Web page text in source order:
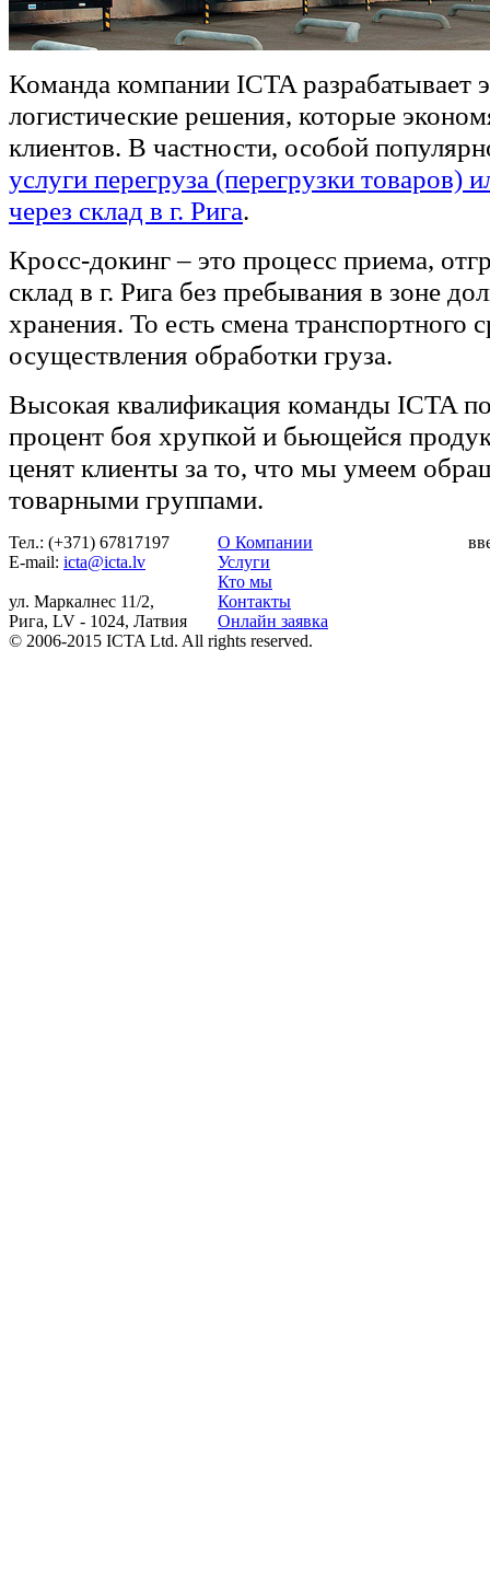
Команда компании ICTA разрабатывает
логистические решения, которые
клиентов. В частности, особой
услуги перегруза (перегрузки товаров)
через склад в г. Рига.
Кросс-докинг – это процесс приема,
склад в г. Рига без пребывания в зоне
хранения. То есть смена транспортного
осуществления обработки груза.
Высокая квалификация команды ICTA
процент боя хрупкой и бьющейся
ценят клиенты за то, что мы умеем
товарными группами.
Тел.: (+371) 67817197
Е-mail: icta@icta.lv
ул. Маркалнес 11/2,
Рига, LV - 1024, Латвия
О Компании
Услуги
Кто мы
Контакты
Онлайн заявка
© 2006-2015 ICTA Ltd. All rights reserved.